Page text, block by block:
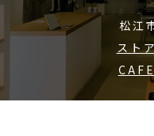
松江
スト